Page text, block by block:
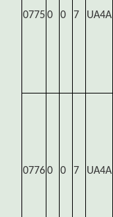
07750 0 7 UA4A
07760 0 7 UA4A